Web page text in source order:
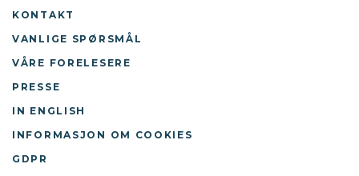
KONTAKT
VANLIGE SPØRSMÅL
VÅRE FORELESERE
PRESSE
IN ENGLISH
INFORMASJON OM COOKIES
GDPR